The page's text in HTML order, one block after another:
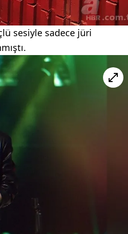
sesiyle sadece jüri